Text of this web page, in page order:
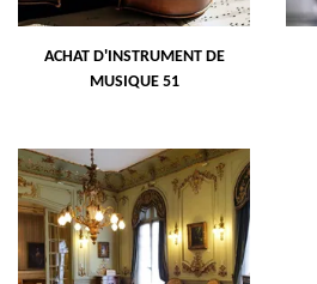
ACHAT D'INSTRUMENT DE
MUSIQUE 51